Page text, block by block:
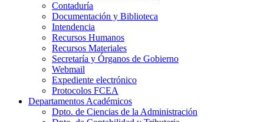
Contaduría
Documentación y Biblioteca
Intendencia
Recursos Humanos
Recursos Materiales
Secretaría y Órganos de Gobierno
Webmail
Expediente electrónico
Protocolos FCEA
Departamentos Académicos
Dpto. de Ciencias de la Administración